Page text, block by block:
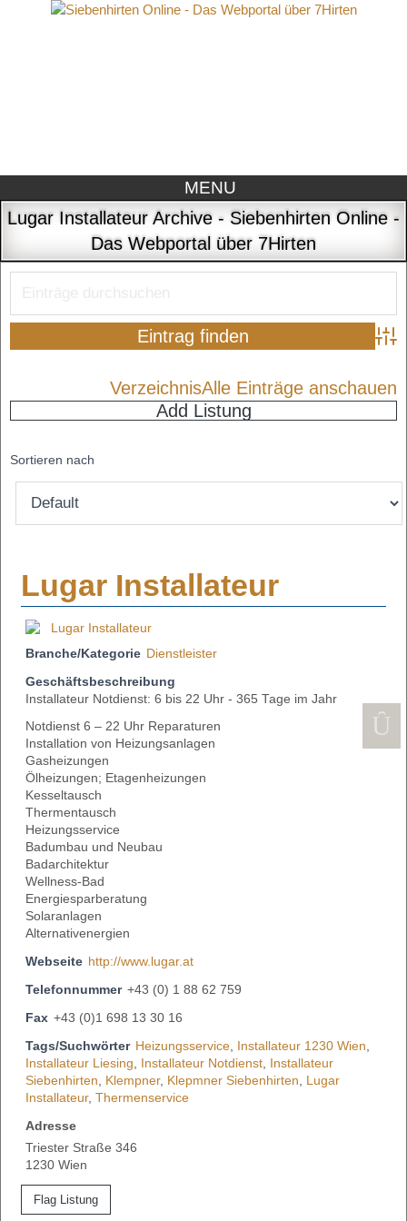
MENU
Lugar Installateur Archive - Siebenhirten Online -
Das Webportal über 7Hirten
VerzeichnisAlle Einträge anschauen
Add Listung
Sortieren nach
Lugar Installateur
Branche/Kategorie Dienstleister
Geschäftsbeschreibung
Installateur Notdienst: 6 bis 22 Uhr - 365 Tage im Jahr
Notdienst 6 – 22 Uhr Reparaturen
Installation von Heizungsanlagen
Gasheizungen
Ölheizungen; Etagenheizungen
Kesseltausch
Thermentausch
Heizungsservice
Badumbau und Neubau
Badarchitektur
Wellness-Bad
Energiesparberatung
Solaranlagen
Alternativenergien
Webseite http://www.lugar.at
Telefonnummer +43 (0) 1 88 62 759
Fax +43 (0)1 698 13 30 16
Tags/Suchwörter Heizungsservice Installateur 1230 Wien
Installateur Liesing
Installateur Notdienst Installateur
Siebenhirten
Klempner, Klepmner Siebenhirten
Lugar
Installateur, Thermenservice
Adresse
Triester Straße 346
1230 Wien
Flag Listung